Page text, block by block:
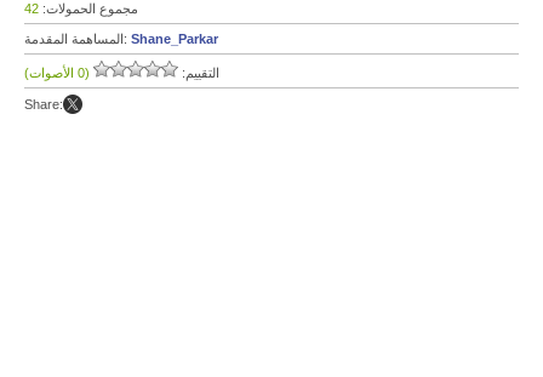
مجموع الحمولات: 42
المساهمة المقدمة: Shane_Parkar
التقييم: (0 الأصوات)
Share: